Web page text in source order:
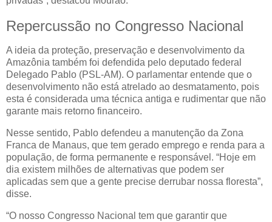
Repercussão no Congresso Nacional
A ideia da proteção, preservação e desenvolvimento da
Amazônia também foi defendida pelo deputado federal
Delegado Pablo (PSL-AM). O parlamentar entende que o
desenvolvimento não está atrelado ao desmatamento, pois
esta é considerada uma técnica antiga e rudimentar que não
garante mais retorno financeiro.
Nesse sentido, Pablo defendeu a manutenção da Zona
Franca de Manaus, que tem gerado emprego e renda para a
população, de forma permanente e responsável. “Hoje em
dia existem milhões de alternativas que podem ser
aplicadas sem que a gente precise derrubar nossa floresta”,
disse.
“O nosso Congresso Nacional tem que garantir que